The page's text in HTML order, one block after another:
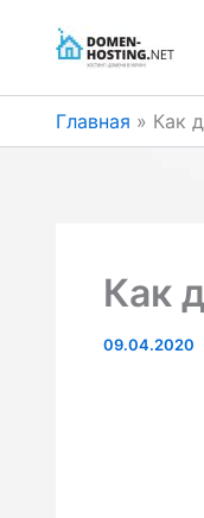
Главная Как
Как
09.04.2020